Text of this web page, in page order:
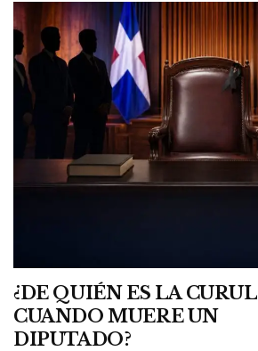
¿DE QUIÉN ES LA CURUL
CUANDO MUERE UN
DIPUTADO?